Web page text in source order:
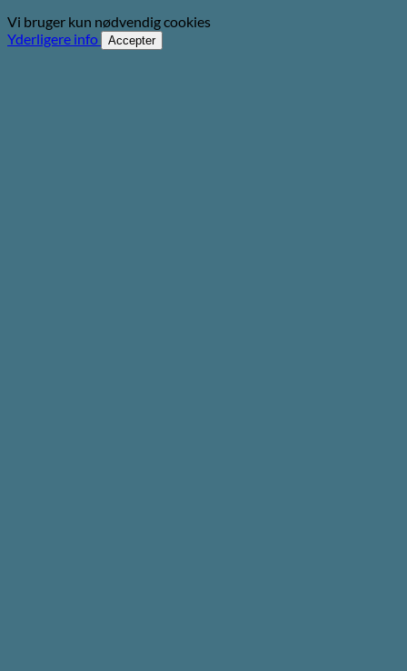
Vi bruger kun nødvendig cookies
Yderligere info
Accepter